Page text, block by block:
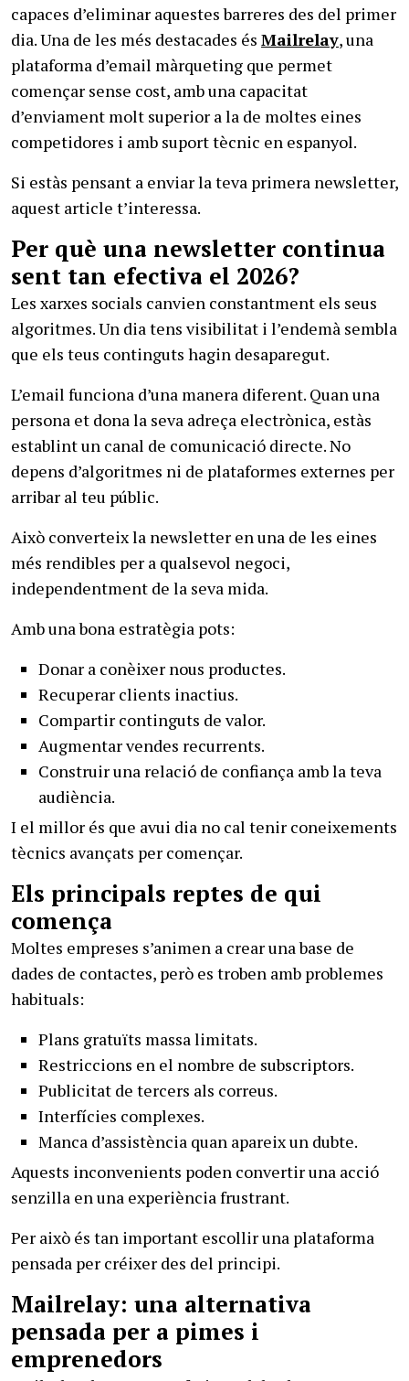
capaces d’eliminar aquestes barreres des del primer
dia. Una de les més destacades és Mailrelay, una
plataforma d’email màrqueting que permet
començar sense cost, amb una capacitat
d’enviament molt superior a la de moltes eines
competidores i amb suport tècnic en espanyol.
Si estàs pensant a enviar la teva primera newsletter,
aquest article t’interessa.
Per què una newsletter continua
sent tan efectiva el 2026?
Les xarxes socials canvien constantment els seus
algoritmes. Un dia tens visibilitat i l’endemà sembla
que els teus continguts hagin desaparegut.
L’email funciona d’una manera diferent. Quan una
persona et dona la seva adreça electrònica, estàs
establint un canal de comunicació directe. No
depens d’algoritmes ni de plataformes externes per
arribar al teu públic.
Això converteix la newsletter en una de les eines
més rendibles per a qualsevol negoci,
independentment de la seva mida.
Amb una bona estratègia pots:
Donar a conèixer nous productes.
Recuperar clients inactius.
Compartir continguts de valor.
Augmentar vendes recurrents.
Construir una relació de confiança amb la teva
audiència.
I el millor és que avui dia no cal tenir coneixements
tècnics avançats per començar.
Els principals reptes de qui
comença
Moltes empreses s’animen a crear una base de
dades de contactes, però es troben amb problemes
habituals:
Plans gratuïts massa limitats.
Restriccions en el nombre de subscriptors.
Publicitat de tercers als correus.
Interfícies complexes.
Manca d’assistència quan apareix un dubte.
Aquests inconvenients poden convertir una acció
senzilla en una experiència frustrant.
Per això és tan important escollir una plataforma
pensada per créixer des del principi.
Mailrelay: una alternativa
pensada per a pimes i
emprenedors